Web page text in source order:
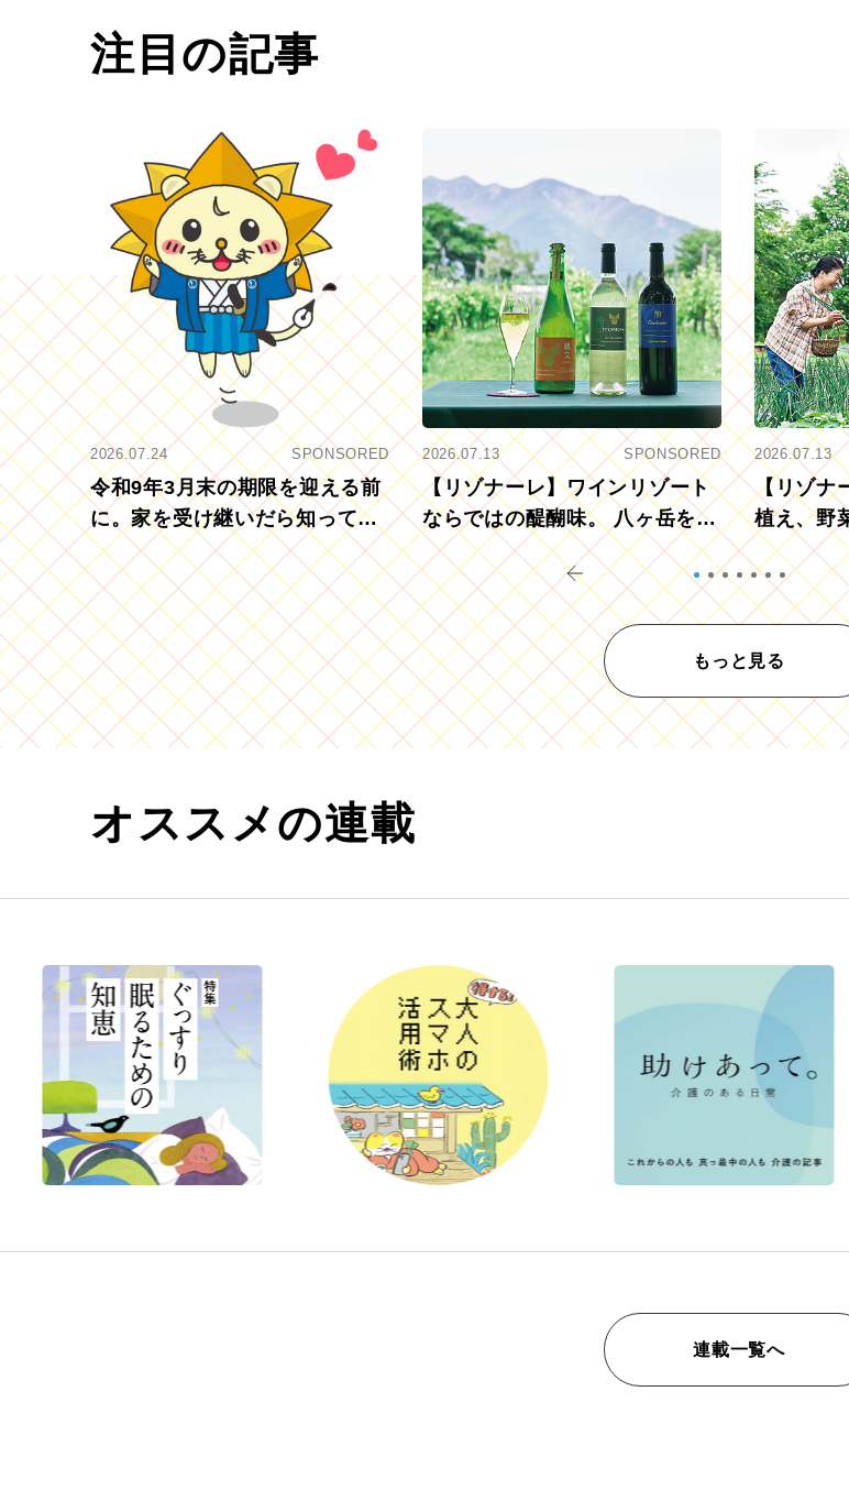
注目の記事
2026.07.24 SPONSORED
令和9年3月末の期限を迎える前
に。家を受け継いだら知ってお
きたい「相続登記の義務化」
2026.07.13 SPONSORED
【リゾナーレ】ワインリゾート
ならではの醍醐味。 八ヶ岳を望
むブドウ畑でアペロ
2026.07.13
【リゾナ
植え、野
リツーリ
もっと見る
オススメの連載
連載一覧へ